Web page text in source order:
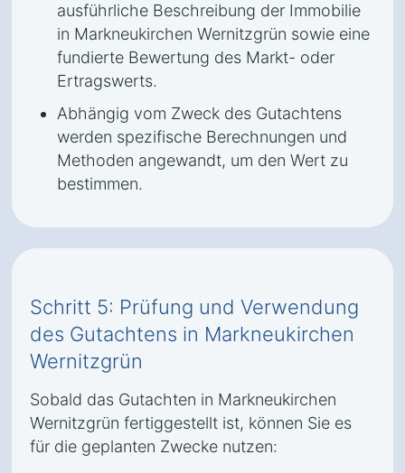
ausführliche Beschreibung der Immobilie
in Markneukirchen Wernitzgrün sowie eine
fundierte Bewertung des Markt- oder
Ertragswerts.
Abhängig vom Zweck des Gutachtens
werden spezifische Berechnungen und
Methoden angewandt, um den Wert zu
bestimmen.
Schritt 5: Prüfung und Verwendung
des Gutachtens in Markneukirchen
Wernitzgrün
Sobald das Gutachten in Markneukirchen
Wernitzgrün fertiggestellt ist, können Sie es
für die geplanten Zwecke nutzen: